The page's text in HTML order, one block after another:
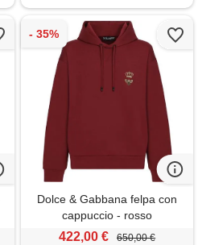
Dolce & Gabbana felpa con
cappuccio - rosso
422,00 € 650,00 €